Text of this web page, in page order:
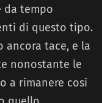
da tempo
di questo tipo.
ancora tace, e la
nonostante le
a rimanere così